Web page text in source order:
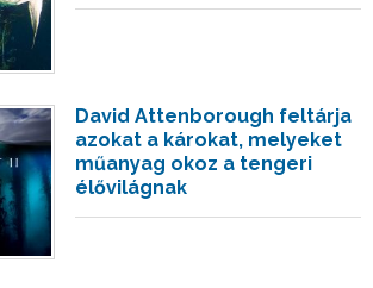
David Attenborough feltárja
azokat a károkat, melyeket
műanyag okoz a tengeri
élővilágnak